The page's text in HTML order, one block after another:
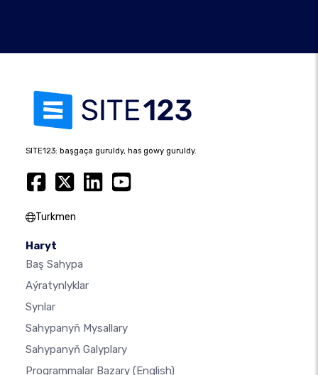
SITE123: başgaça guruldy, has gowy guruldy.
Turkmen
Haryt
Baş Sahypa
Aýratynlyklar
Synlar
Sahypanyň Mysallary
Sahypanyň Galyplary
Programmalar Bazary (English)